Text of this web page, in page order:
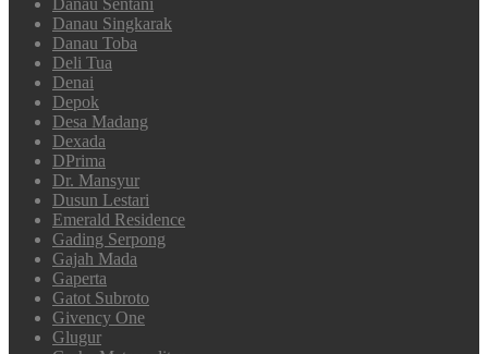
Danau Sentani
Danau Singkarak
Danau Toba
Deli Tua
Denai
Depok
Desa Madang
Dexada
DPrima
Dr. Mansyur
Dusun Lestari
Emerald Residence
Gading Serpong
Gajah Mada
Gaperta
Gatot Subroto
Givency One
Glugur